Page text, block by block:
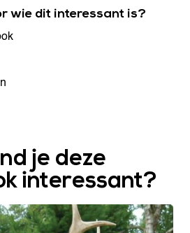
wie dit interessant is?
je deze
interessant?